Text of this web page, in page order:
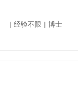
| 经验不限 | 博士